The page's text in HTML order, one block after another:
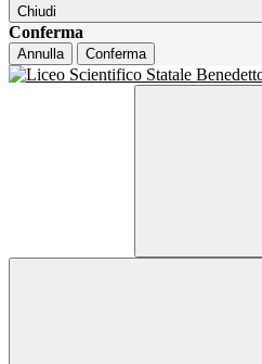
Chiudi
Conferma
Annulla Conferma